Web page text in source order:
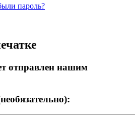
пароль?
отправлен нашим